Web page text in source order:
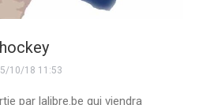
10/18 11:53
par lalibre.be qui viendra